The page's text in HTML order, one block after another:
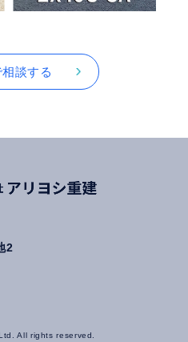
談する
2
All rights reserved.